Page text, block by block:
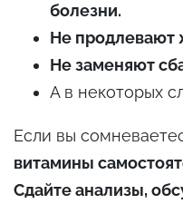
болезни.
Не продлевают
Не заменяют
А в некоторых
Если вы
витамины
Сдайте анализы,